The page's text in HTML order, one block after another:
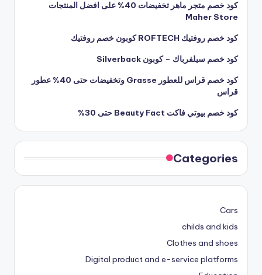
كود خصم متجر ماهر تخفيضات 40% على افضل المنتجات
Maher Store
كود خصم روفتيك ROFTECH كوبون خصم روفتيك
كود خصم سيلفرباك – كوبون Silverback
كود خصم قراس للعطور Grasse وتخفيضات حتى 40% عطور
قراس
كود خصم بيوتي فاكت Beauty Fact حتى 30%
Categories
Cars
childs and kids
Clothes and shoes
Digital product and e-service platforms